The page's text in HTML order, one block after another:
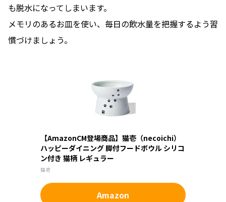
も脱水になってしまいます。
メモリのあるお皿を使い、毎日の飲水量を把握するよう習
慣づけましょう。
【AmazonCM登場商品】猫壱（necoichi）
ハッピーダイニング 脚付フードボウル シリコ
ン付き 猫柄 レギュラー
猫壱
Amazon